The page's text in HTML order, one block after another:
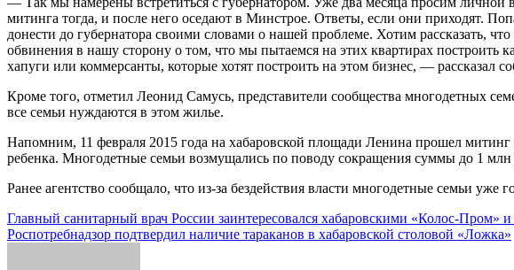
митинга тогда, и после него оседают в Минстрое. Ответы, если они приходят.
донести до губернатора своими словами о нашей проблеме. Хотим рассказать,
обвинения в нашу сторону о том, что мы пытаемся на этих квартирах
хапуги или коммерсанты, которые хотят построить на этом бизнес, — рассказал
Кроме того, отметил Леонид Самусь, представители сообщества многодетных
все семьи нуждаются в этом жилье.
Напомним, 11 февраля 2015 года на хабаровской площади Ленина прошел митинг
ребенка. Многодетные семьи возмущались по поводу сокращения суммы до 1 млн
Ранее агентство сообщало, что из-за бездействия власти многодетные семьи уже
Навигация
по
Главный санитарный врач России заинтересовался хабаровскими «Колос-Пром»
Роспотребнадзор подтвердил наличие тараканов в хабаровской столовой «Ложка»